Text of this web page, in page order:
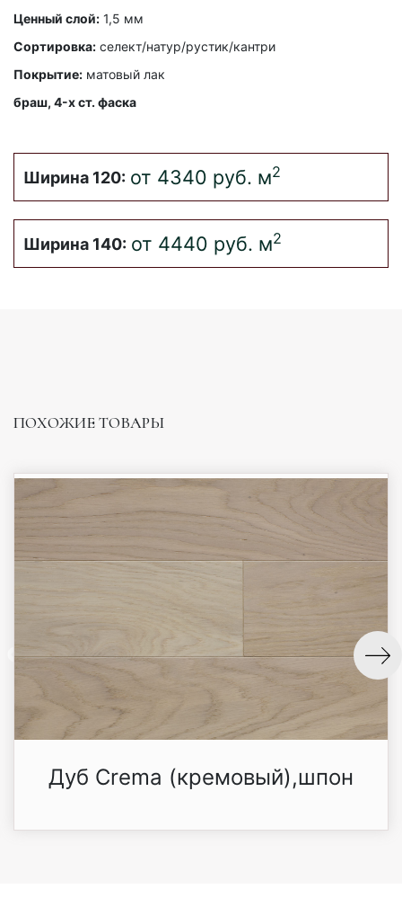
Ценный слой: 1,5 мм
Сортировка: селект/натур/рустик/кантри
Покрытие: матовый лак
браш, 4-x ст. фаска
Ширина 120: от 4340 руб. м2
Ширина 140: от 4440 руб. м2
ПОХОЖИЕ ТОВАРЫ
Дуб Crema (кремовый),шпон